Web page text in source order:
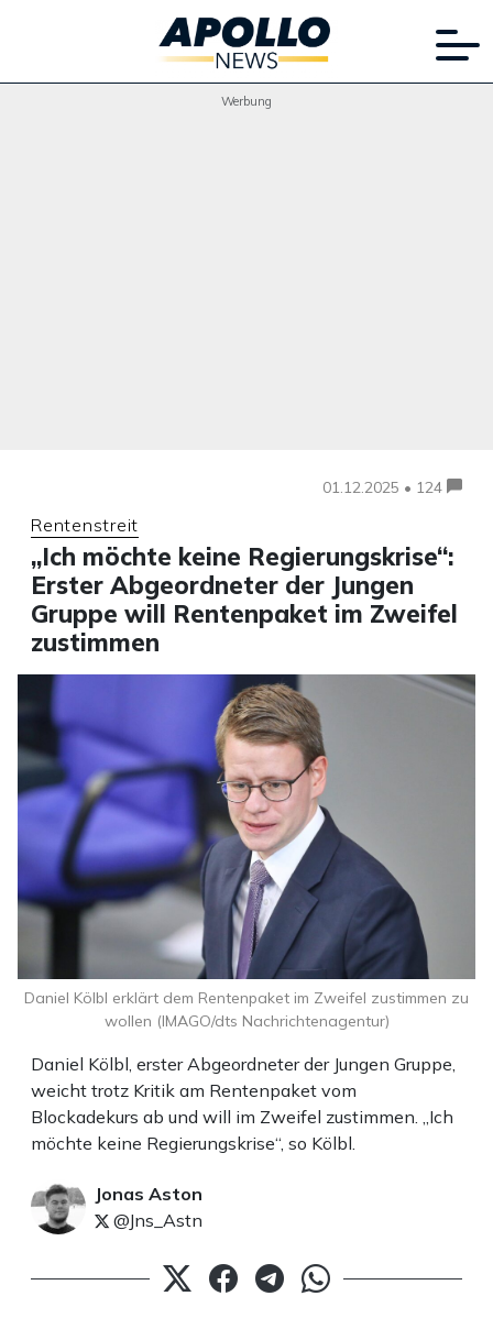
Werbung
01.12.2025 • 124
Rentenstreit
„Ich möchte keine Regierungskrise“:
Erster Abgeordneter der Jungen
Gruppe will Rentenpaket im Zweifel
zustimmen
Daniel Kölbl, erster Abgeordneter der Jungen Gruppe,
weicht trotz Kritik am Rentenpaket vom
Blockadekurs ab und will im Zweifel zustimmen. „Ich
möchte keine Regierungskrise“, so Kölbl.
Jonas Aston
@Jns_Astn
Daniel Kölbl erklärt dem Rentenpaket im Zweifel zustimmen zu
wollen (IMAGO/dts Nachrichtenagentur)